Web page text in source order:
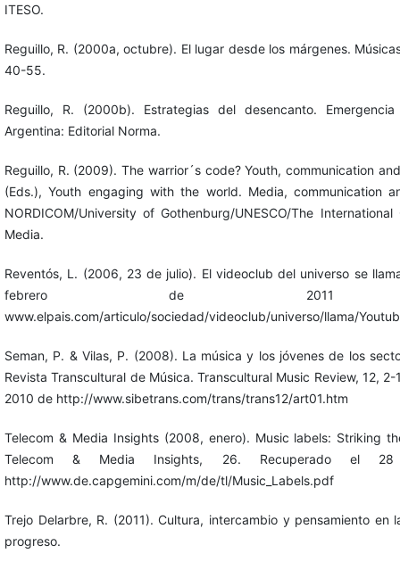
ITESO.
Reguillo, R. (2000a, octubre). El lugar desde los márgenes.
40-55.
Reguillo, R. (2000b). Estrategias del desencanto.
Argentina: Editorial Norma.
Reguillo, R. (2009). The warrior´s code? Youth, communication
(Eds.), Youth engaging with the world. Media, communication
NORDICOM/University of Gothenburg/UNESCO/The
Media.
Reventós, L. (2006, 23 de julio). El videoclub del universo se
febrero de
www.elpais.com/articulo/sociedad/videoclub/universo/llama/
Seman, P. & Vilas, P. (2008). La música y los jóvenes de los
Revista Transcultural de Música. Transcultural Music Review, 12,
2010 de http://www.sibetrans.com/trans/trans12/art01.htm
Telecom & Media Insights (2008, enero). Music labels: Striking
Telecom & Media Insights, 26. Recuperado el
http://www.de.capgemini.com/m/de/tl/Music_Labels.pdf
Trejo Delarbre, R. (2011). Cultura, intercambio y pensamiento en
progreso.